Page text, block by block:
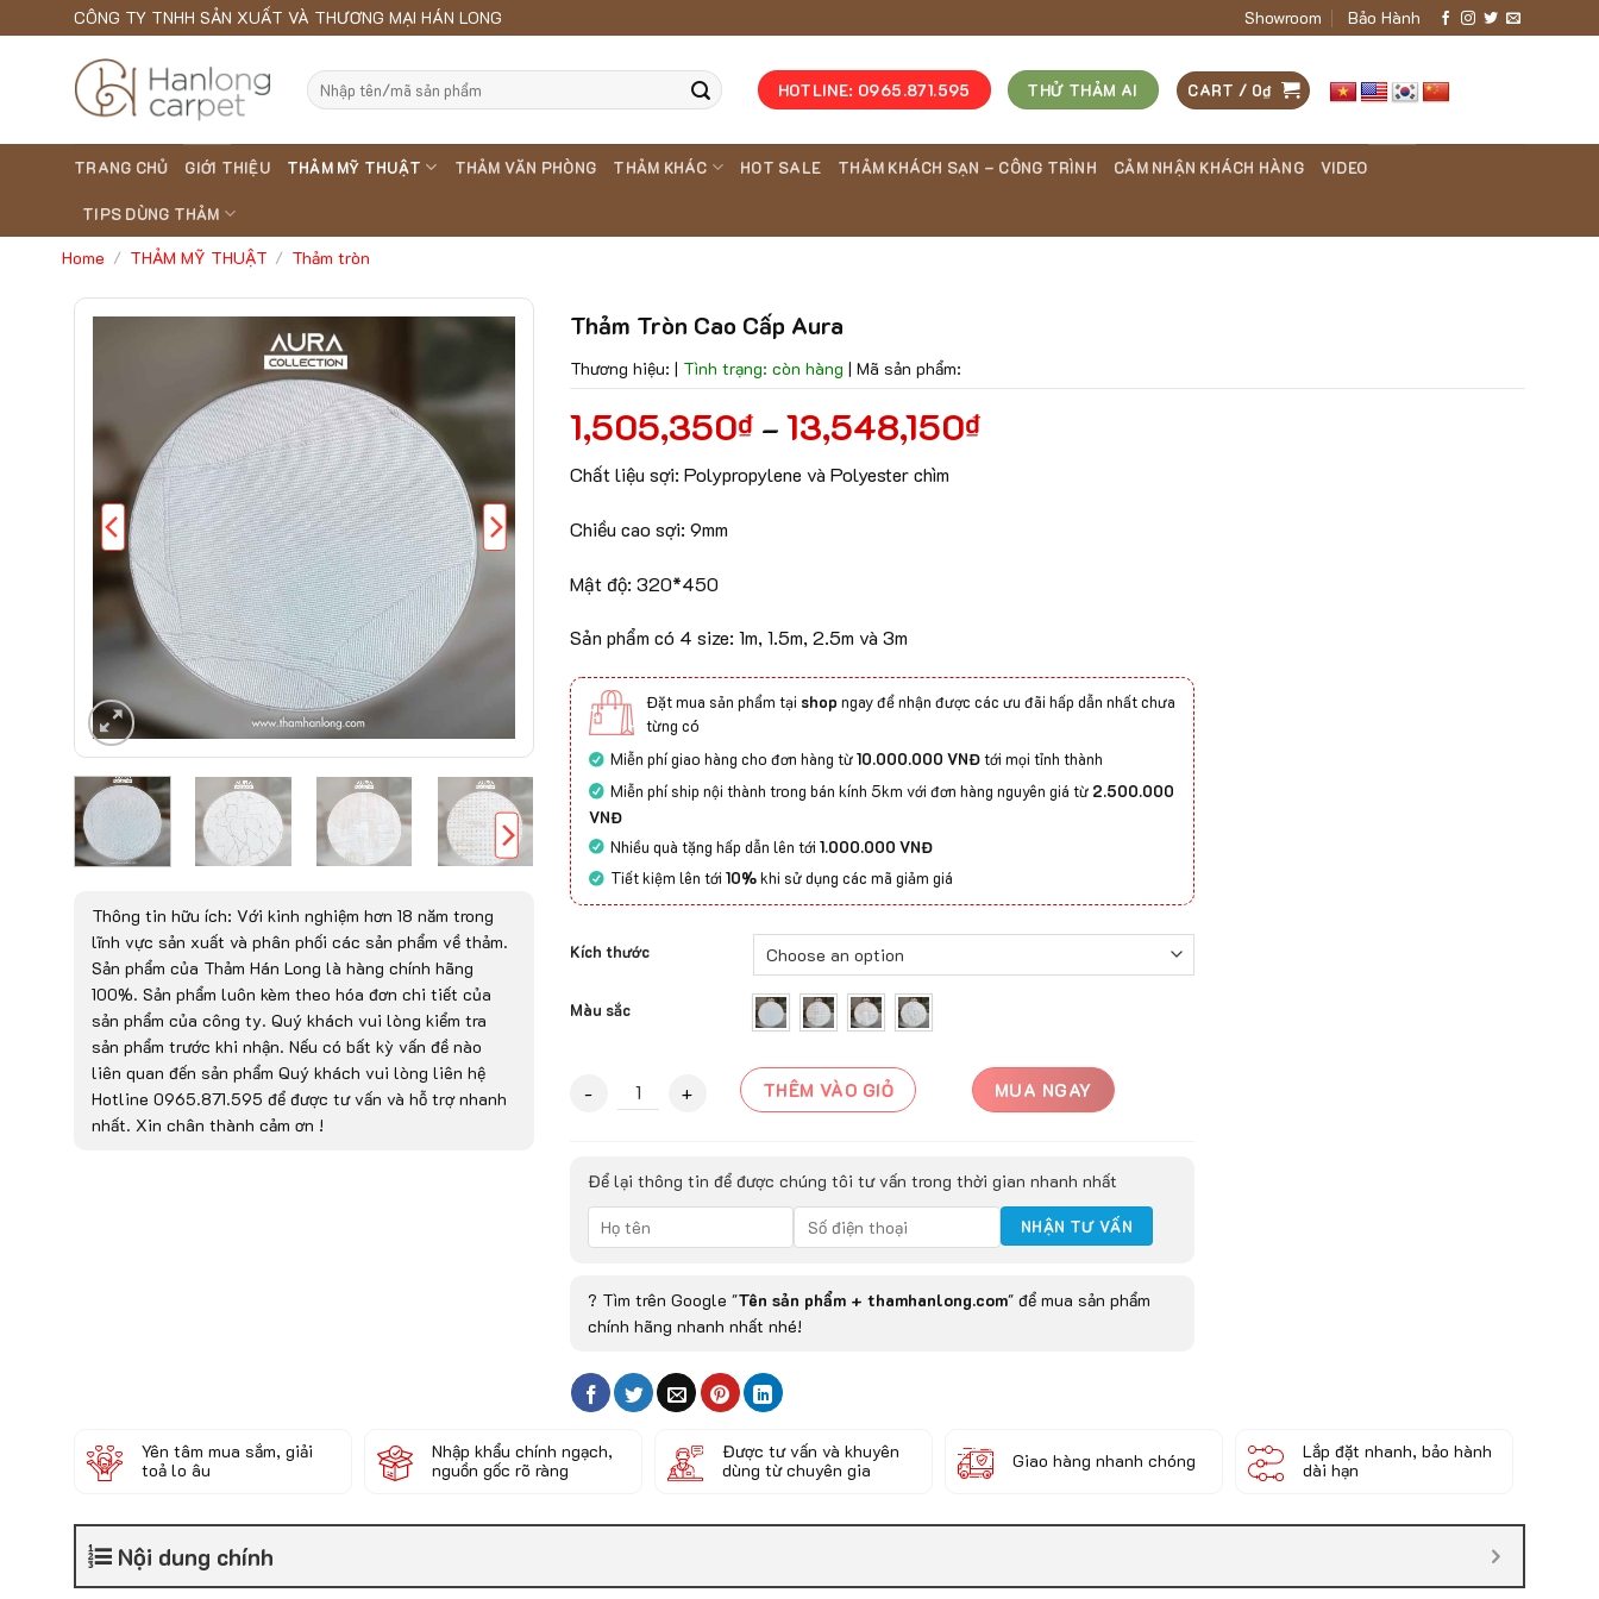
to
CÔNG TY TNHH SẢN XUẤT VÀ THƯƠNG MẠI HÁN LONG Showroom Bảo Hành
Search
for:
HOTLINE: 0965.871.595 THỬ THẢM AI CART / 0₫
TRANG CHỦ GIỚI THIỆU THẢM MỸ THUẬT THẢM VĂN PHÒNG THẢM KHÁC HOT SALE THẢM KHÁCH SẠN – CÔNG TRÌNH CẢM NHẬN KHÁCH HÀNG VIDEO
TIPS DÙNG THẢM
Home / THẢM MỸ THUẬT / Thảm tròn
Thông tin hữu ích: Với kinh nghiệm hơn 18 năm trong
lĩnh vực sản xuất và phân phối các sản phẩm về thảm.
Sản phẩm của Thảm Hán Long là hàng chính hãng
100%. Sản phẩm luôn kèm theo hóa đơn chi tiết của
sản phẩm của công ty. Quý khách vui lòng kiểm tra
sản phẩm trước khi nhận. Nếu có bất kỳ vấn đề nào
liên quan đến sản phẩm Quý khách vui lòng liên hệ
Hotline 0965.871.595 để được tư vấn và hỗ trợ nhanh
nhất. Xin chân thành cảm ơn !
Thảm Tròn Cao Cấp Aura
Thương hiệu: | Tình trạng: còn hàng | Mã sản phẩm:
1,505,350₫ – 13,548,150₫
Chất liệu sợi: Polypropylene và Polyester chìm
Chiều cao sợi: 9mm
Mật độ: 320*450
Sản phẩm có 4 size: 1m, 1.5m, 2.5m và 3m
Đặt mua sản phẩm tại shop ngay để nhận được các ưu đãi hấp dẫn nhất chưa
từng có
Miễn phí giao hàng cho đơn hàng từ10.000.000 VNĐtới mọi tỉnh thành
Miễn phí ship nội thành trong bán kính 5km với đơn hàng nguyên giá từ 2.500.000
VNĐ
Nhiều quà tặng hấp dẫn lên tới 1.000.000 VNĐ
Tiết kiệm lên tới 10%khi sử dụng các mã giảm giá
Kích thước
Màu sắc
Thảm Tròn Cao Cấp Aura quantity
THÊM VÀO GIỎ MUA NGAY
Để lại thông tin để được chúng tôi tư vấn trong thời gian nhanh nhất
? Tìm trên Google "Tên sản phẩm + thamhanlong.com" để mua sản phẩm
chính hãng nhanh nhất nhé!
Yên tâm mua sắm, giải
toả lo âu
Nhập khẩu chính ngạch,
nguồn gốc rõ ràng
Được tư vấn và khuyên
dùng từ chuyên gia
Giao hàng nhanh chóng
Lắp đặt nhanh, bảo hành
dài hạn
Nội dung chính